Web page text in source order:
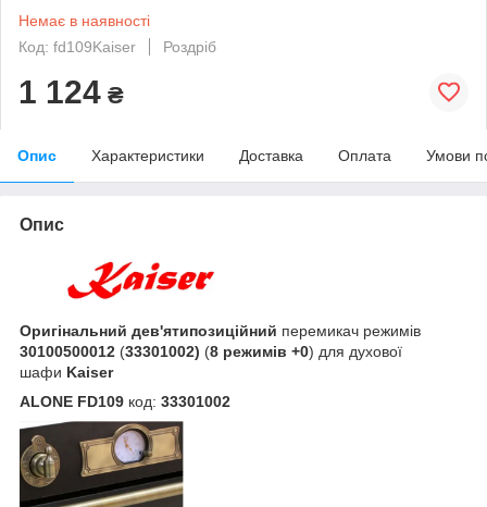
Немає в наявності
Код: fd109Kaiser
Роздріб
1 124 ₴
Опис Характеристики Доставка Оплата Умови
Опис
Оригінальний дев'ятипозиційний перемикач режимів
30100500012 (33301002) (8 режимів +0) для духової
шафи Kaiser
ALONE FD109 код: 33301002